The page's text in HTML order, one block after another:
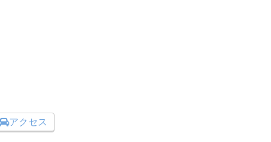
アクセス